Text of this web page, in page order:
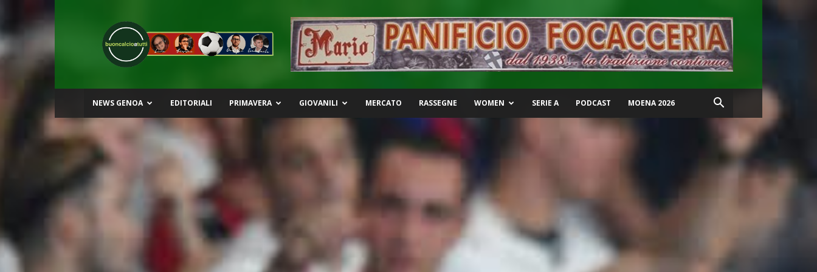
Buon
Calcio
a
Tutti
NEWS GENOA EDITORIALI PRIMAVERA GIOVANILI MERCATO RASSEGNE WOMEN SERIE A PODCAST MOENA 2026